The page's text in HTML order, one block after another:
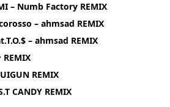
– Numb Factory REMIX
– ahmsad REMIX
– ahmsad REMIX
REMIX
REMIX
CANDY REMIX